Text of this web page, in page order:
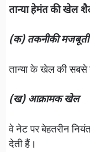
तान्या हेमंत की खेल
(क) तकनीकी मजबूती
तान्या के खेल की
(ख) आक्रामक खेल
वे नेट पर बेहतरीन
देती हैं।